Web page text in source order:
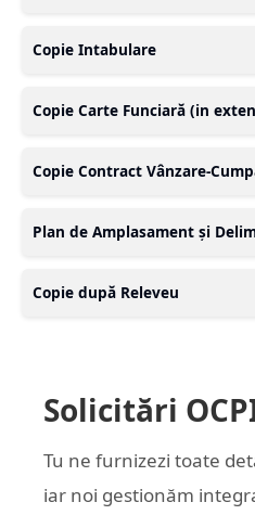
Copie Intabulare
Copie Carte Funciară (in
Copie Contract Vânzare-
Plan de Amplasament și
Copie după Releveu
Solicitări
Tu ne furnizezi toate
iar noi gestionăm